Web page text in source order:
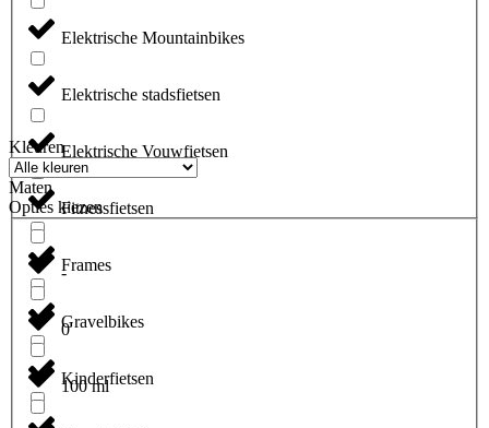
Elektrische Mountainbikes
Elektrische stadsfietsen
Elektrische Vouwfietsen
Fitnessfietsen
Frames
Gravelbikes
Kinderfietsen
Kleuren
Maten
Opties kiezen
-
0
100 ml